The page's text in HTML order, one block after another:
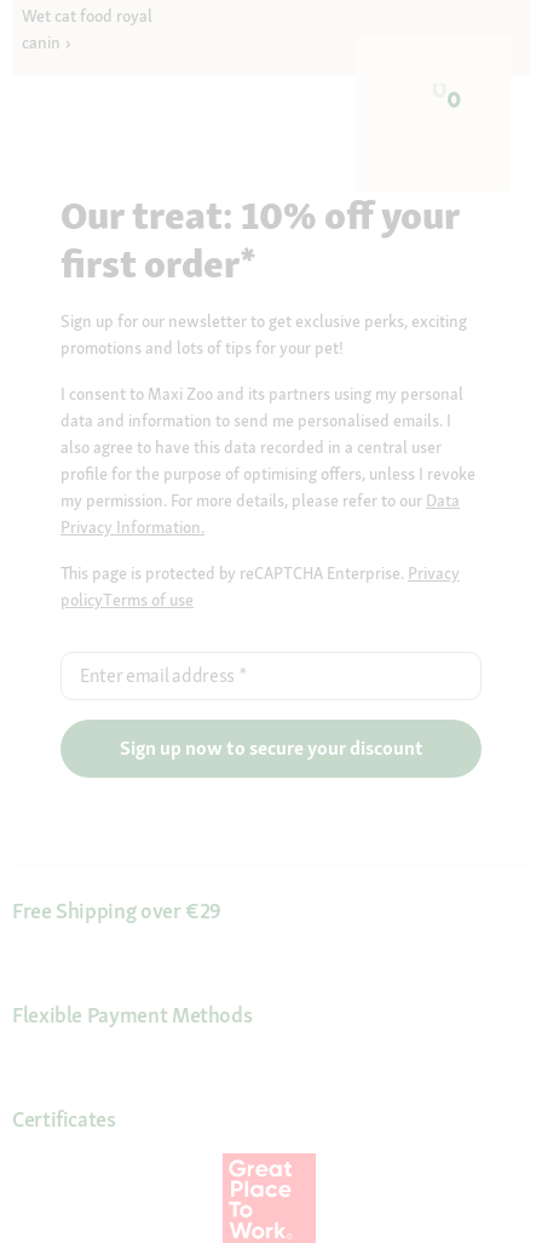
Wet cat food royal
canin
Our treat: 10% off your
first order*
Sign up for our newsletter to get exclusive perks, exciting
promotions and lots of tips for your pet!
I consent to Maxi Zoo and its partners using my personal
data and information to send me personalised emails. I
also agree to have this data recorded in a central user
profile for the purpose of optimising offers, unless I revoke
my permission. For more details, please refer to our Data
Privacy Information.
This page is protected by reCAPTCHA Enterprise. Privacy
policyTerms of use
Enter email address *
Sign up now to secure your discount
Free Shipping over €29
Flexible Payment Methods
Certificates